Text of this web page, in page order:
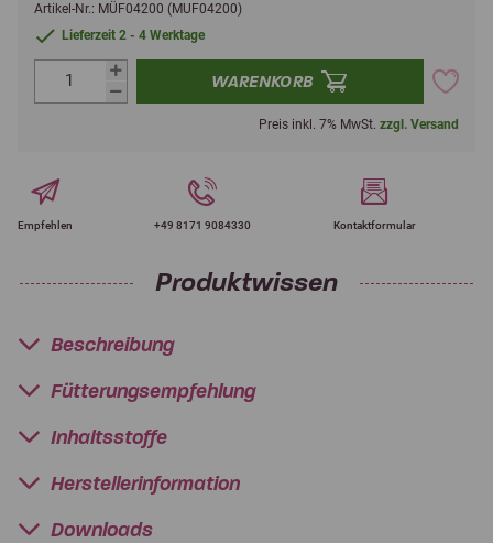
Artikel-Nr.: MÜF04200 (MUF04200)
Lieferzeit 2 - 4 Werktage
WARENKORB
Preis inkl. 7% MwSt. zzgl. Versand
Empfehlen +49 8171 9084330 Kontaktformular
Produktwissen
Beschreibung
Fütterungsempfehlung
Inhaltsstoffe
Herstellerinformation
Downloads